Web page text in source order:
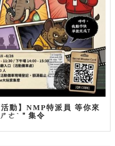
動】NMP特派員 等你來
ㄜˋ＂集令